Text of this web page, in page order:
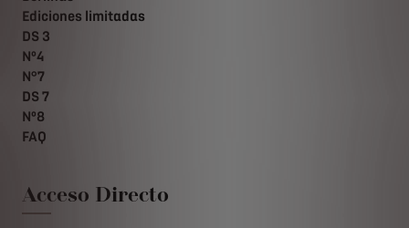
Ediciones limitadas
DS 3
Nº4
N°7
DS 7
Nº8
FAQ
Acceso Directo